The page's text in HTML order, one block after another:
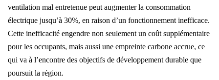
ventilation mal entretenue peut augmenter la consommation
électrique jusqu’à 30%, en raison d’un fonctionnement inefficace.
Cette inefficacité engendre non seulement un coût supplémentaire
pour les occupants, mais aussi une empreinte carbone accrue, ce
qui va à l’encontre des objectifs de développement durable que
poursuit la région.